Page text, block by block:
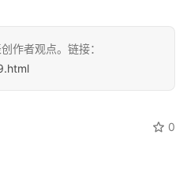
作者观点。链接：
0